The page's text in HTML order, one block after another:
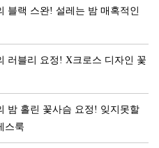
블랙 스완! 설레는 밤 매혹적인
러블리 요정! X크로스 디자인 꽃
밤 홀린 꽃사슴 요정! 잊지못할
스룩